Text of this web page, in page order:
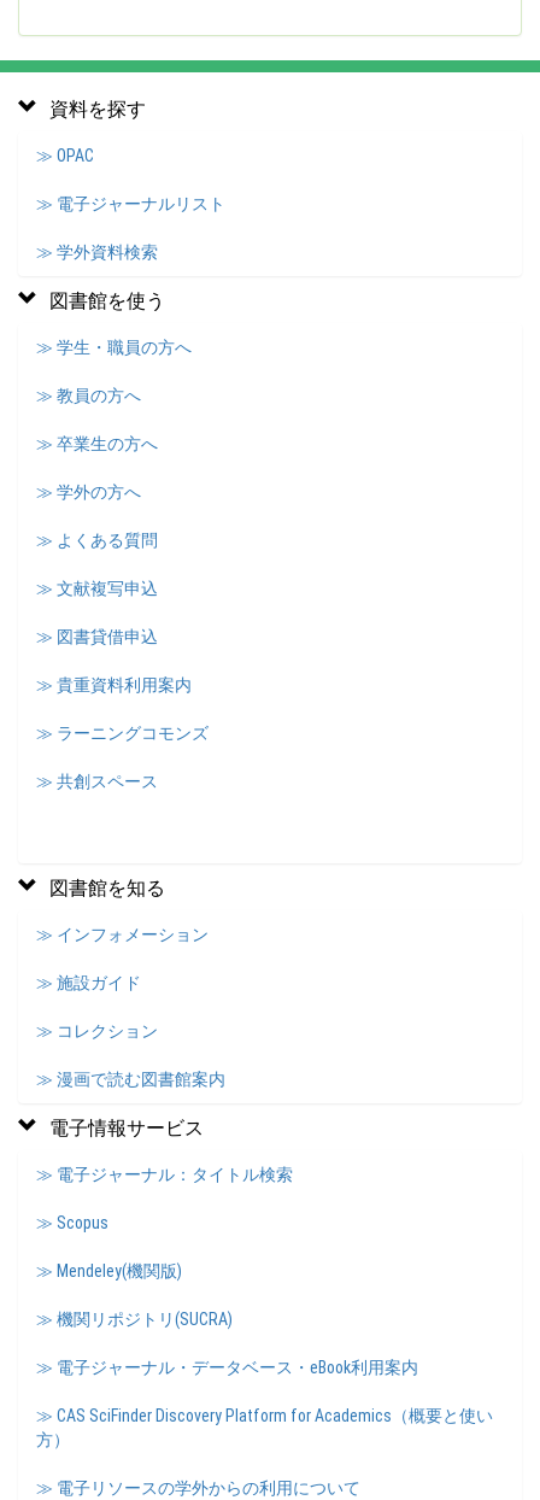
資料を探す
≫ OPAC
≫ 電子ジャーナルリスト
≫ 学外資料検索
図書館を使う
≫ 学生・職員の方へ
≫ 教員の方へ
≫ 卒業生の方へ
≫ 学外の方へ
≫ よくある質問
≫ 文献複写申込
≫ 図書貸借申込
≫ 貴重資料利用案内
≫ ラーニングコモンズ
≫ 共創スペース
図書館を知る
≫ インフォメーション
≫ 施設ガイド
≫ コレクション
≫ 漫画で読む図書館案内
電子情報サービス
≫ 電子ジャーナル：タイトル検索
≫ Scopus
≫ Mendeley(機関版)
≫ 機関リポジトリ(SUCRA)
≫ 電子ジャーナル・データベース・eBook利用案内
≫ CAS SciFinder Discovery Platform for Academics（概要と使い
方）
≫ 電子リソースの学外からの利用について